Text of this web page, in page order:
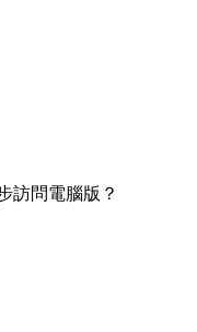
訪問電腦版？